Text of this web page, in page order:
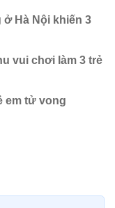
Hà Nội khiến 3
vui chơi làm 3 trẻ
em tử vong